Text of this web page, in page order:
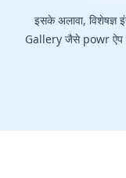
इसके अलावा, विशेषज्ञ
Gallery जैसे powr ऐप